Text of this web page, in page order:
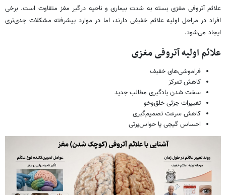
علائم آتروفی مغزی بسته به شدت بیماری و ناحیه درگیر مغز متفاوت است. برخی
افراد در مراحل اولیه علائم خفیفی دارند، اما در موارد پیشرفته مشکلات جدی‌تری
ایجاد می‌شود.
علائم اولیه آتروفی مغزی
فراموشی‌های خفیف
کاهش تمرکز
سخت شدن یادگیری مطالب جدید
تغییرات جزئی خلق‌وخو
کاهش سرعت تصمیم‌گیری
احساس گیجی یا حواس‌پرتی